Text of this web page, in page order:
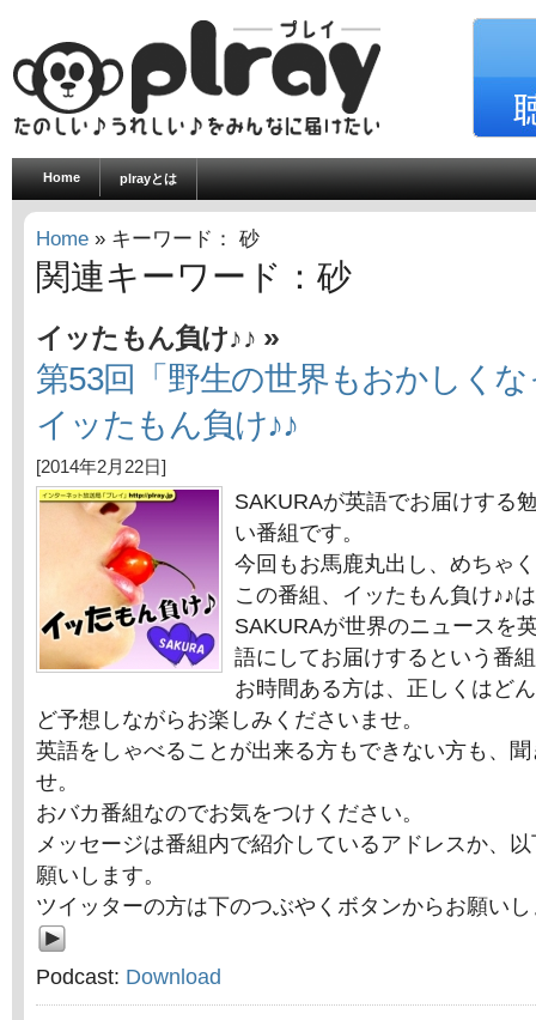
Home plrayとは
Home » キーワード： 砂
関連キーワード：砂
イッたもん負け♪♪ »
第53回「野生の世界もおかしく
イッたもん負け♪♪
[2014年2月22日]
SAKURAが英語でお届けする
い番組です。
今回もお馬鹿丸出し、めちゃ
この番組、イッたもん負け♪♪
SAKURAが世界のニュースを
語にしてお届けするという番
お時間ある方は、正しくはど
ど予想しながらお楽しみくださいませ。
英語をしゃべることが出来る方もできない方も、
せ。
おバカ番組なのでお気をつけください。
メッセージは番組内で紹介しているアドレスか、
願いします。
ツイッターの方は下のつぶやくボタンからお願い
Podcast: Download